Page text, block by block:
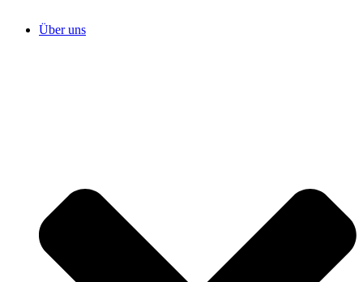
Über uns